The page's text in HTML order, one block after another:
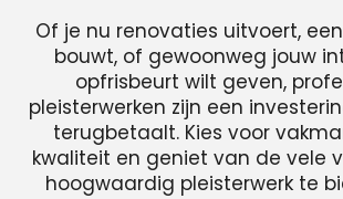
Of je nu renovaties uitvoert,
bouwt, of gewoonweg jouw
opfrisbeurt wilt geven,
pleisterwerken zijn een
terugbetaalt. Kies voor
kwaliteit en geniet van de vele
hoogwaardig pleisterwerk te